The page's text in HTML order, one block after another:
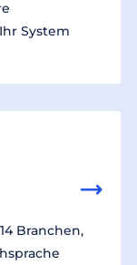
System
Branchen,